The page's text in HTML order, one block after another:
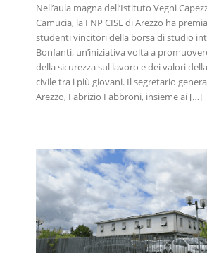
Nell’aula magna dell’Istituto Vegni
Camucia, la FNP CISL di Arezzo ha
studenti vincitori della borsa di studio
Bonfanti, un’iniziativa volta a
della sicurezza sul lavoro e dei valori
civile tra i più giovani. Il segretario
Arezzo, Fabrizio Fabbroni, insieme ai […]